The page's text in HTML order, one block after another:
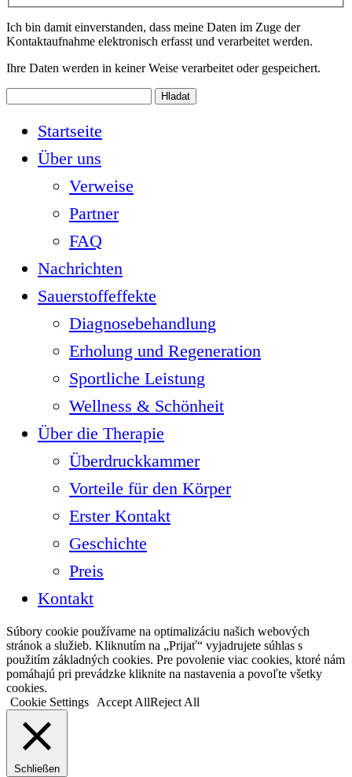
Ich bin damit einverstanden, dass meine Daten im Zuge der
Kontaktaufnahme elektronisch erfasst und verarbeitet werden.
Ihre Daten werden in keiner Weise verarbeitet oder gespeichert.
Startseite
Über uns
Verweise
Partner
FAQ
Nachrichten
Sauerstoffeffekte
Diagnosebehandlung
Erholung und Regeneration
Sportliche Leistung
Wellness & Schönheit
Über die Therapie
Überdruckkammer
Vorteile für den Körper
Erster Kontakt
Geschichte
Preis
Kontakt
Súbory cookie používame na optimalizáciu našich webových
stránok a služieb. Kliknutím na „Prijať“ vyjadrujete súhlas s
použitím základných cookies. Pre povolenie viac cookies, ktoré nám
pomáhajú pri prevádzke kliknite na nastavenia a povoľte všetky
cookies.
Cookie Settings
Accept AllReject All
Schließen